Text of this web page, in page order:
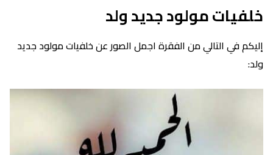
خلفيات مولود جديد ولد
إليكم في التالي من الفقرة اجمل الصور عن خلفيات مولود جديد
ولد: